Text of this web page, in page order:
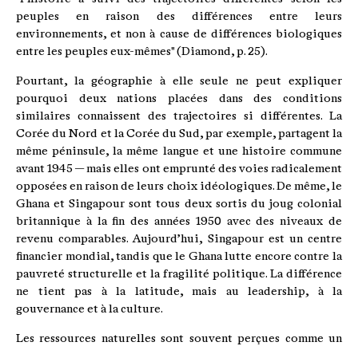
peuples en raison des différences entre leurs
environnements, et non à cause de différences biologiques
entre les peuples eux-mêmes" (Diamond, p. 25).
Pourtant, la géographie à elle seule ne peut expliquer
pourquoi deux nations placées dans des conditions
similaires connaissent des trajectoires si différentes. La
Corée du Nord et la Corée du Sud, par exemple, partagent la
même péninsule, la même langue et une histoire commune
avant 1945 — mais elles ont emprunté des voies radicalement
opposées en raison de leurs choix idéologiques. De même, le
Ghana et Singapour sont tous deux sortis du joug colonial
britannique à la fin des années 1950 avec des niveaux de
revenu comparables. Aujourd’hui, Singapour est un centre
financier mondial, tandis que le Ghana lutte encore contre la
pauvreté structurelle et la fragilité politique. La différence
ne tient pas à la latitude, mais au leadership, à la
gouvernance et à la culture.
Les ressources naturelles sont souvent perçues comme un